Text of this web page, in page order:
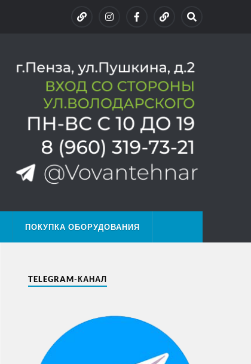
ПОКУПКА ОБОРУДОВАНИЯ
TELEGRAM-КАНАЛ